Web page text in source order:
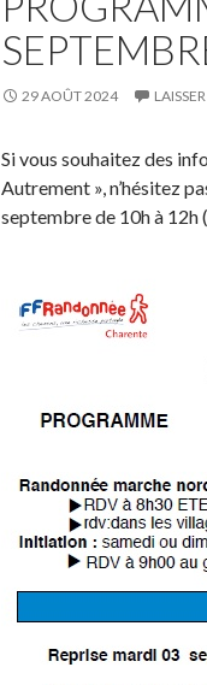
29 AOÛT 2024
Si vous souhaitez des
Autrement », n’hésitez
septembre de 10h à 12h